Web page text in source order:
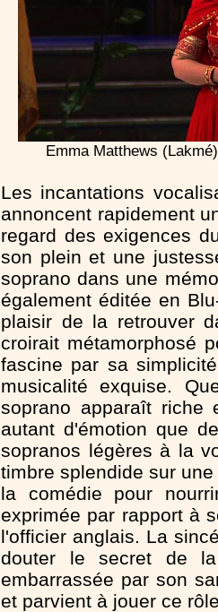
Emma Matthews
Les incantations
annoncent rapidement
regard des exigences
son plein et une
soprano dans une
également éditée en
plaisir de la retrouver
croirait métamorphosé
fascine par sa
musicalité exquise.
soprano apparaît riche
autant d'émotion que
sopranos légères à la
timbre splendide sur
la comédie pour
exprimée par rapport à
l'officier anglais. La
douter le secret de la
embarrassée par son
et parvient à jouer ce